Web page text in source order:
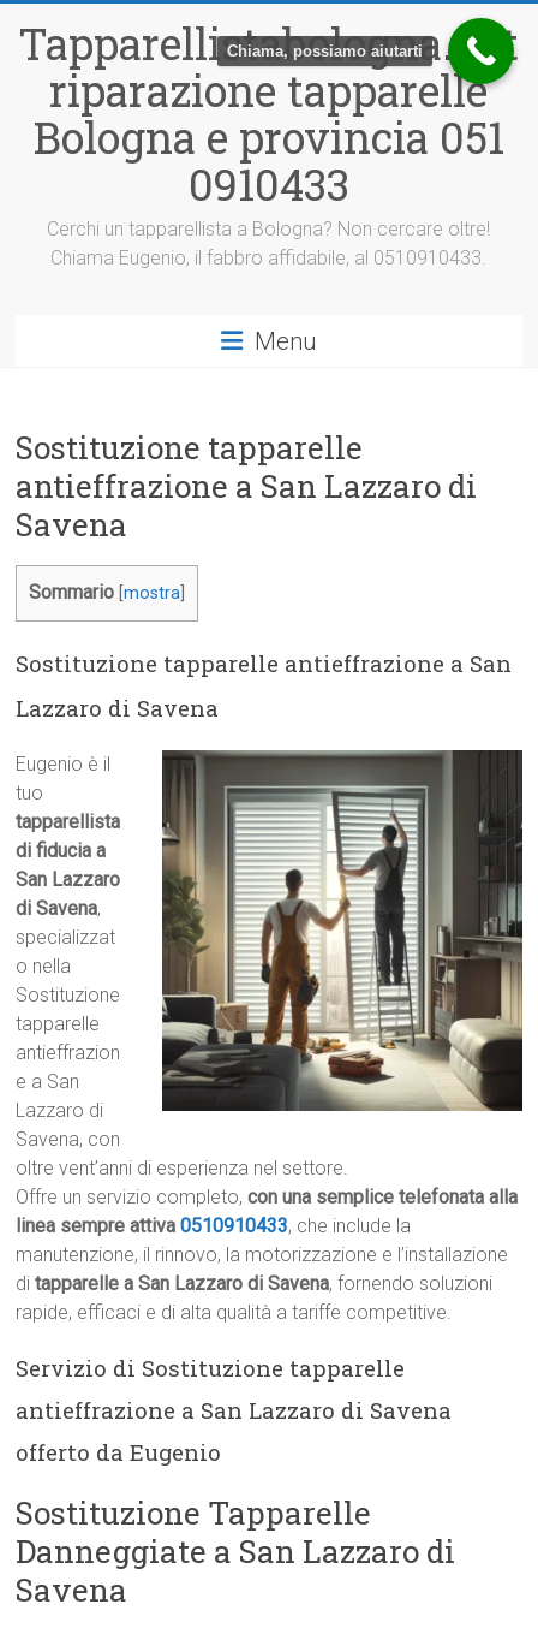
contenuto
Tapparellistabologna.net
riparazione tapparelle
Bologna e provincia 051
0910433
Cerchi un tapparellista a Bologna? Non cercare oltre!
Chiama Eugenio, il fabbro affidabile, al 0510910433.
Menu
Sostituzione tapparelle
antieffrazione a San Lazzaro di
Savena
Sommario [mostra
Sostituzione tapparelle antieffrazione a San
Lazzaro di Savena
Eugenio è il
tuo
tapparellista
di fiducia a
San Lazzaro
di Savena,
specializzat
o nella
Sostituzione
tapparelle
antieffrazion
e a San
Lazzaro di
Savena, con
oltre vent’anni di esperienza nel settore.
Offre un servizio completo,con una semplice telefonata alla
linea sempre attiva0510910433, che include la
manutenzione, il rinnovo, la motorizzazione e l’installazione
ditapparelle a San Lazzaro di Savena, fornendo soluzioni
rapide, efficaci e di alta qualità a tariffe competitive.
Servizio di Sostituzione tapparelle
antieffrazione a San Lazzaro di Savena
offerto da Eugenio
Sostituzione Tapparelle
Danneggiate a San Lazzaro di
Savena
Chiama, possiamo aiutarti